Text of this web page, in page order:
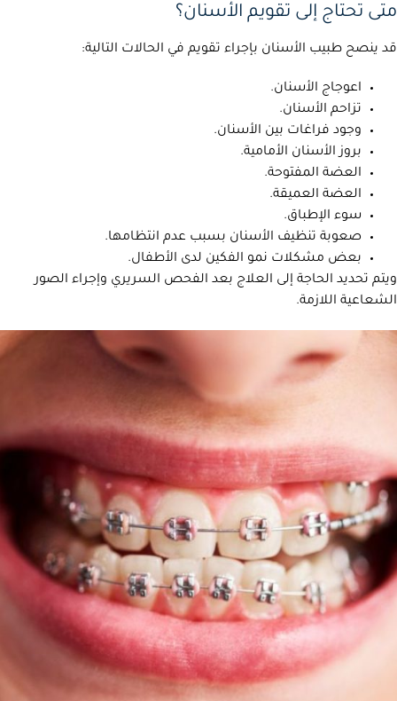
متى تحتاج إلى تقويم الأسنان؟
قد ينصح طبيب الأسنان بإجراء تقويم في الحالات التالية:
اعوجاج الأسنان.
تزاحم الأسنان.
وجود فراغات بين الأسنان.
بروز الأسنان الأمامية.
العضة المفتوحة.
العضة العميقة.
سوء الإطباق.
صعوبة تنظيف الأسنان بسبب عدم انتظامها.
بعض مشكلات نمو الفكين لدى الأطفال.
ويتم تحديد الحاجة إلى العلاج بعد الفحص السريري وإجراء الصور
الشعاعية اللازمة.